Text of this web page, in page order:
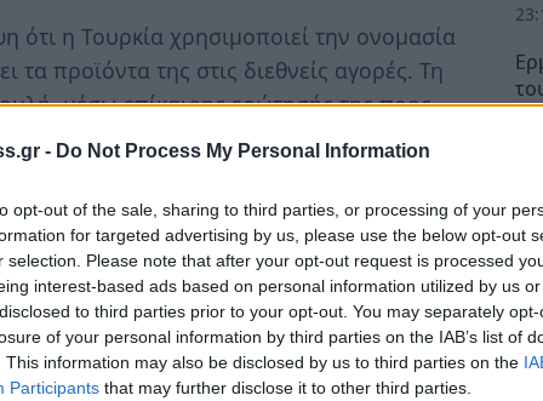
- Do Not Process My Personal Information
opt-out of the sale, sharing to third parties, or processing of your
for targeted advertising by us, please use the below opt-out
selection. Please note that after your opt-out request is processed
interest-based ads based on personal information utilized by us
to third parties prior to your opt-out. You may separately
of your personal information by third parties on the IAB’s list of
This information may also be disclosed by us to third parties on the
Participants that may further disclose it to other third parties.
ότι η Τουρκία χρησιμοποιεί την ονομασία
προϊόντα της στις διεθνείς αγορές. Τη
μέσω επίκαιρης ερώτησής της προς
Σκανδαλίδη, και Εξωτερικών, Σταύρο
Αμμανατίδου-Πασχαλίδου.
εξής:
ελαιόλαδο στην αγορά των ΗΠΑ με
–ΚΑΛΑΜΑΤΑ», έγινε γνωστό ότι και η Τουρκία
διεθνείς αγορές με στόχο να προωθήσει τα
Ένωση Μεταποιητών Τυποποιητών Εξαγωγέων
38